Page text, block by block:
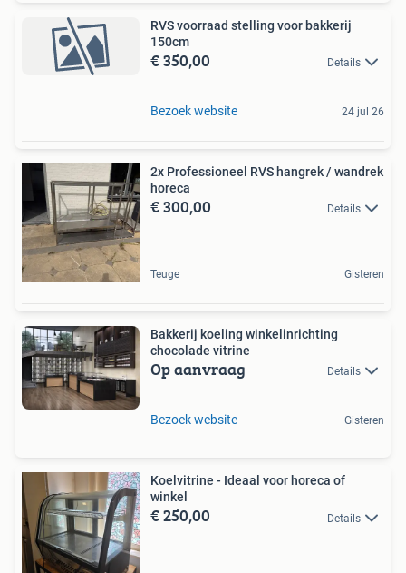
RVS voorraad stelling voor bakkerij
150cm
€ 350,00 Details
Bezoek website 24 jul 26
2x Professioneel RVS hangrek / wandrek
horeca
€ 300,00 Details
Teuge Gisteren
Bakkerij koeling winkelinrichting
chocolade vitrine
Op aanvraag Details
Bezoek website Gisteren
Koelvitrine - Ideaal voor horeca of
winkel
€ 250,00 Details